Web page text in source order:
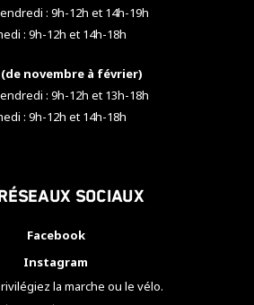
: 9h-12h et 14h-19h
: 9h-12h et 14h-18h
(de novembre à février)
: 9h-12h et 13h-18h
: 9h-12h et 14h-18h
sociaux
Facebook
Instagram
la marche ou le vélo.